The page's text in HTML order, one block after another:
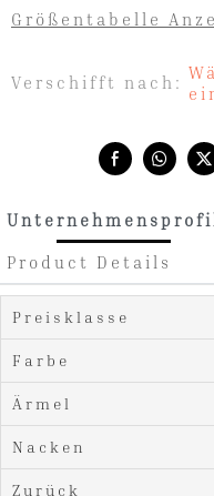
Verschifft nach:
Größentabelle
Product Details
Preisklasse
Farbe
Ärmel
Nacken
Zurück